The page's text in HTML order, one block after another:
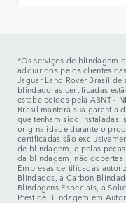
*Os serviços de blindagem
adquiridos pelos clientes
Jaguar Land Rover Brasil
blindadoras certificadas
estabelecidos pela ABNT -
Brasil manterá sua garantia
que tenham sido instaladas,
originalidade durante o
certificadas são
de blindagem, e pelas
da blindagem, não
Empresas certificadas
Blindados, a Carbon
Blindagens Especiais, a
Prestige Blindagem em